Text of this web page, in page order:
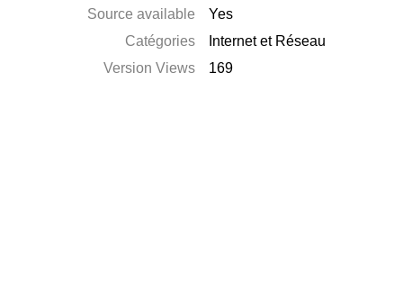
Source available
Yes
Catégories
Internet et Réseau
Version Views
169